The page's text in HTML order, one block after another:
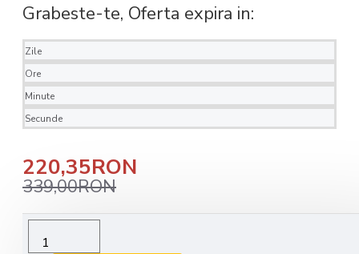
Grabeste-te, Oferta expira in:
Zile
Ore
Minute
Secunde
220,35RON
339,00RON
Livrare rapida in 1-2 zile lucratoare